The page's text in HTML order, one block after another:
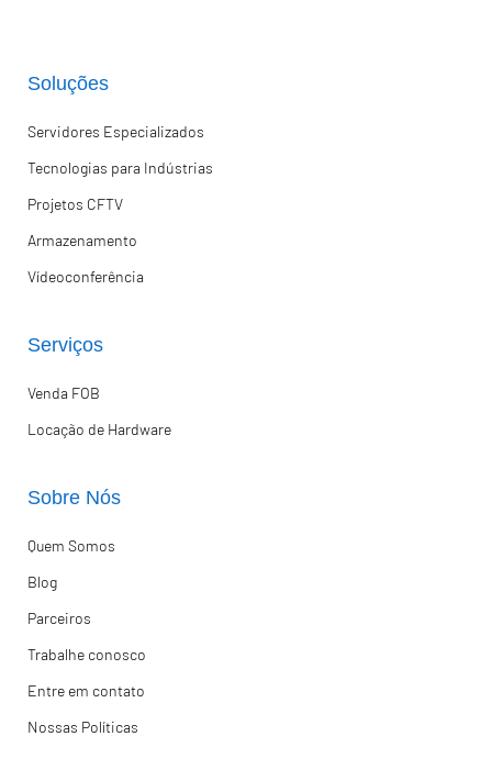
Soluções
Servidores Especializados
Tecnologias para Indústrias
Projetos CFTV
Armazenamento
Vídeoconferência
Serviços
Venda FOB
Locação de Hardware
Sobre Nós
Quem Somos
Blog
Parceiros
Trabalhe conosco
Entre em contato
Nossas Políticas